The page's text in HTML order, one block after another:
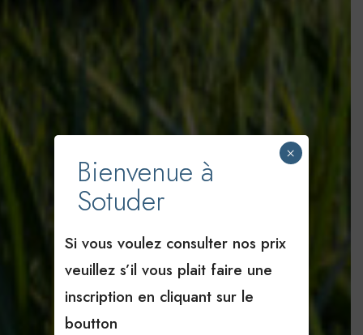
Bienvenue à
Sotuder
Si vous voulez consulter nos prix
veuillez s’il vous plait faire une
inscription en cliquant sur le
boutton
×